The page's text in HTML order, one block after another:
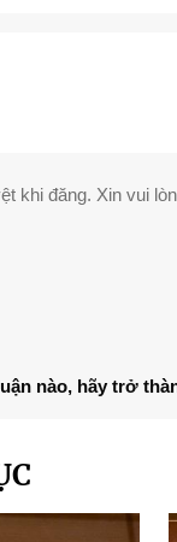
khi đăng. Xin vui
nào, hãy trở